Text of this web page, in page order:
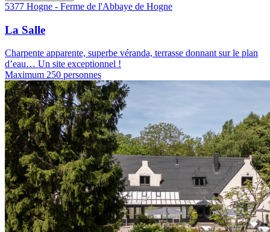
5377 Hogne - Ferme de l'Abbaye de Hogne
La Salle
Charpente apparente, superbe véranda, terrasse donnant sur le plan
d’eau… Un site exceptionnel !
Maximum 250 personnes